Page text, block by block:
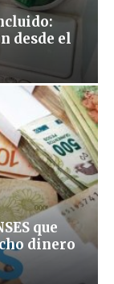
desde el
que
dinero